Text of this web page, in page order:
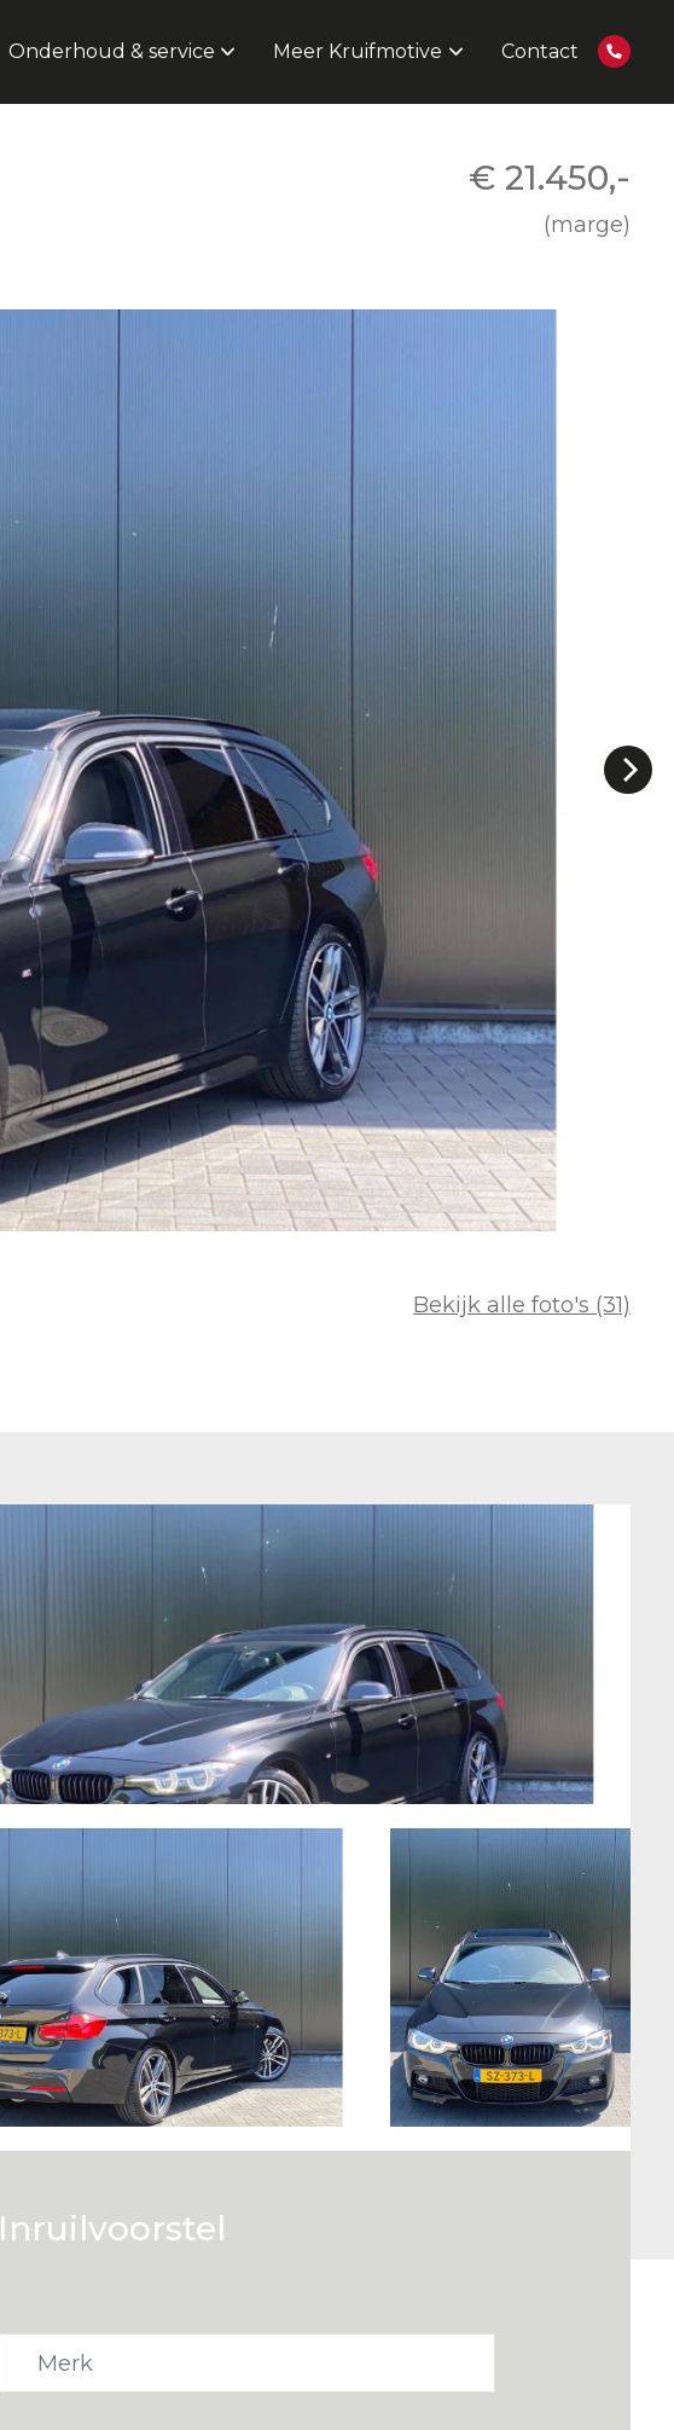
Onderhoud & service Meer Kruifmotive Contact
€ 21.450,-
(marge)
Bekijk alle foto's (31)
Inruilvoorstel